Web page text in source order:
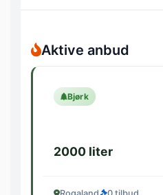
Aktive anbud
Bjørk
2000 liter